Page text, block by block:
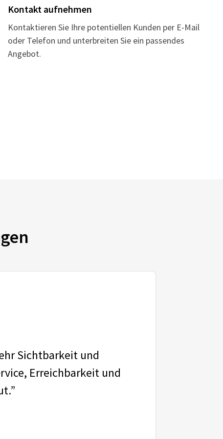
Kontakt aufnehmen
Kontaktieren Sie Ihre potentiellen Kunden per E-Mail
oder Telefon und unterbreiten Sie ein passendes
Angebot.
Sichtbarkeit und
Erreichbarkeit und